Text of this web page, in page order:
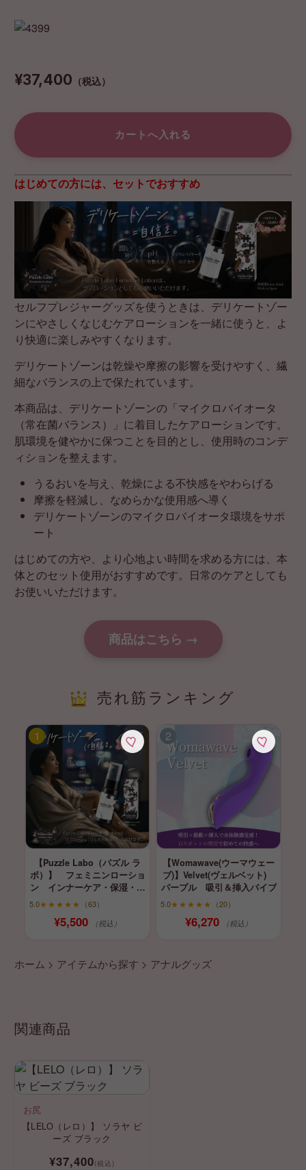
¥37,400 （税込）
はじめての方には、セットでおすすめ
セルフプレジャーグッズを使うときは、デリケートゾー
ンにやさしくなじむケアローションを一緒に使うと、よ
り快適に楽しみやすくなります。
デリケートゾーンは乾燥や摩擦の影響を受けやすく、繊
細なバランスの上で保たれています。
本商品は、デリケートゾーンの「マイクロバイオータ
（常在菌バランス）」に着目したケアローションです。
肌環境を健やかに保つことを目的とし、使用時のコンデ
ィションを整えます。
うるおいを与え、乾燥による不快感をやわらげる
摩擦を軽減し、なめらかな使用感へ導く
デリケートゾーンのマイクロバイオータ環境をサポ
ート
はじめての方や、より心地よい時間を求める方には、本
体とのセット使用がおすすめです。日常のケアとしても
お使いいただけます。
商品はこちら →
売れ筋ランキング
【Puzzle Labo（パズル ラ
ボ）】 フェミニンローショ
ン インナーケア・保湿・育
膣
5.0★★★★★ （63）
¥5,500 （税込）
【Womawave(ウーマウェー
ブ)】Velvet(ヴェルベット)
パープル 吸引＆挿入バイブ
5.0★★★★★ （20）
¥6,270 （税込）
ホーム > アイテムから探す > アナルグッズ
関連商品
お尻
【LELO（レロ）】 ソラヤ ビ
ーズ ブラック
¥37,400(税込)